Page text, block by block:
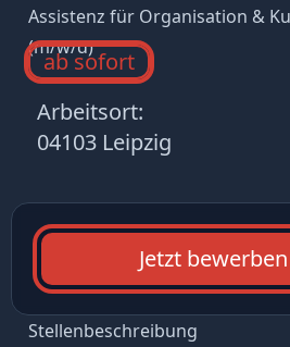
Assistenz für Organisation &
(m/w/d)
ab sofort
Arbeitsort:
04103 Leipzig
Jetzt bewerben
Stellenbeschreibung